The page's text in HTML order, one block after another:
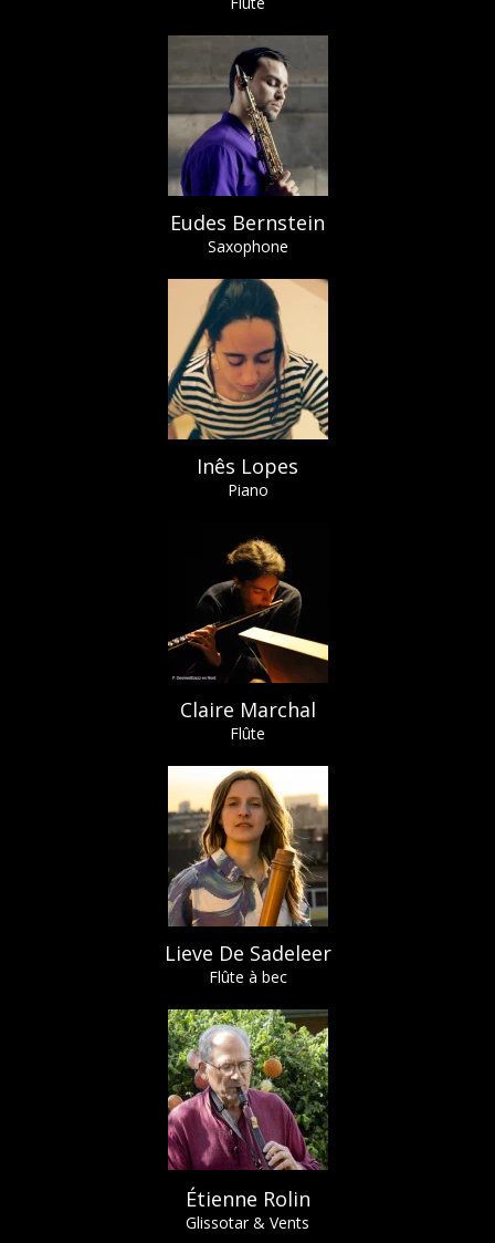
Eudes Bernstein
Saxophone
Inês Lopes
Piano
Claire Marchal
Flûte
Lieve De Sadeleer
Flûte à bec
Étienne Rolin
Glissotar & Vents